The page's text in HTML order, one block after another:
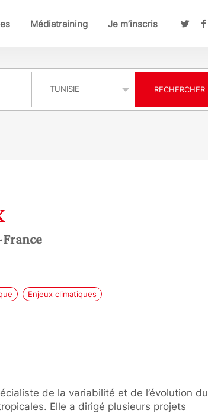
Médiatraining Je m’inscris
RECHERCHER
Enjeux climatiques
de la variabilité et de l’évolution du
Elle a dirigé plusieurs projets